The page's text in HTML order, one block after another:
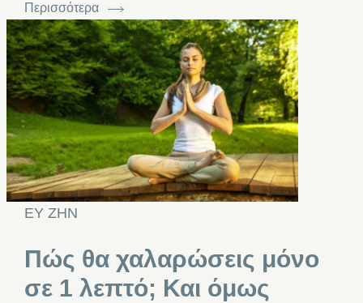
Περισσότερα
ΕΥ ΖΗΝ
Πώς θα χαλαρώσεις μόνο
σε 1 λεπτό; Και όμως